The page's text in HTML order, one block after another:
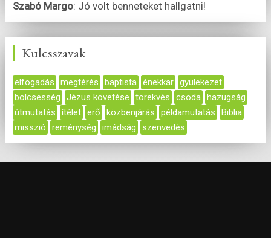
Szabó Margo: Jó volt benneteket hallgatni!
Kulcsszavak
elfogadás megtérés baptista énekkar gyülekezet
bölcsesség
Jézus követése törekvés csoda
hazugság
útmutatás
ítélet erő közbenjárás példamutatás
Biblia
misszió
reménység imádság szenvedés